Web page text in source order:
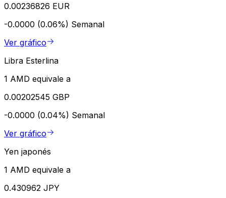
0.00236826 EUR
-0.0000 (0.06%) Semanal
Ver gráfico
Libra Esterlina
1 AMD equivale a
0.00202545 GBP
-0.0000 (0.04%) Semanal
Ver gráfico
Yen japonés
1 AMD equivale a
0.430962 JPY